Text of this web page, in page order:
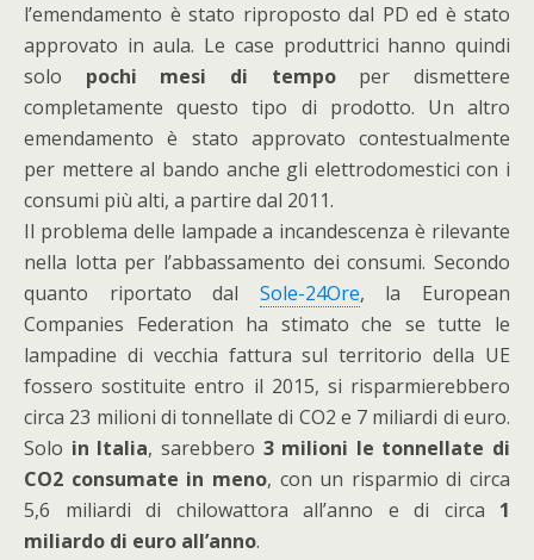
l’emendamento è stato riproposto dal PD ed è stato
approvato in aula. Le case produttrici hanno quindi
solo pochi mesi di tempo per dismettere
completamente questo tipo di prodotto. Un altro
emendamento è stato approvato contestualmente
per mettere al bando anche gli elettrodomestici con i
consumi più alti, a partire dal 2011.
Il problema delle lampade a incandescenza è rilevante
nella lotta per l’abbassamento dei consumi. Secondo
quanto riportato dal Sole-24Ore, la European
Companies Federation ha stimato che se tutte le
lampadine di vecchia fattura sul territorio della UE
fossero sostituite entro il 2015, si risparmierebbero
circa 23 milioni di tonnellate di CO2 e 7 miliardi di euro.
Solo in Italia, sarebbero 3 milioni le tonnellate di
CO2 consumate in meno, con un risparmio di circa
5,6 miliardi di chilowattora all’anno e di circa 1
miliardo di euro all’anno.